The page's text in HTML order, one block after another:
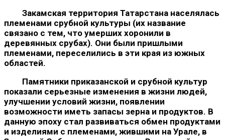
Закамская территория Татарстана населялась
племенами срубной культуры (их название
связано с тем, что умерших хоро­нили в
деревянных срубах). Они были пришлыми
племенами, пе­реселились в эти края из южных
областей.
Памятники приказанской и срубной культур
показали серьез­ные изменения в жизни людей,
улучшении условий жизни, появлении
возможности иметь запасы зерна и продуктов. В
дан­ную эпоху стал развиваться обмен продуктами
и изделиями с племенами, жившими на Урале, в